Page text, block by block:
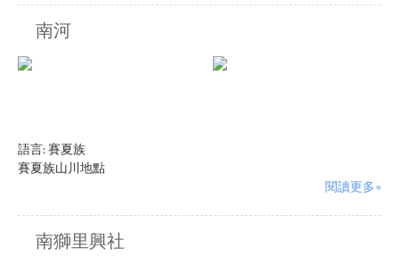
南河
語言: 賽夏族
賽夏族山川地點
閱讀更多»
南獅里興社